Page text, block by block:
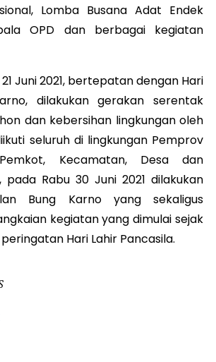
Lomba Busana Adat Endek
OPD dan berbagai kegiatan
Juni 2021, bertepatan dengan Hari
dilakukan gerakan serentak
dan kebersihan lingkungan oleh
seluruh di lingkungan Pemprov
Kecamatan, Desa dan
pada Rabu 30 Juni 2021 dilakukan
Bung Karno yang sekaligus
kegiatan yang dimulai sejak
peringatan Hari Lahir Pancasila.